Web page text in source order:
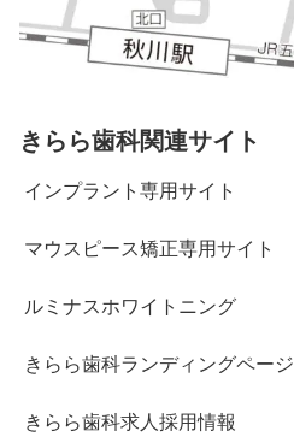
きらら歯科関連サイト
インプラント専用サイト
マウスピース矯正専用サイト
ルミナスホワイトニング
きらら歯科ランディングページ
きらら歯科求人採用情報